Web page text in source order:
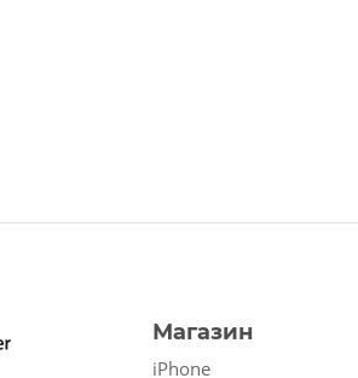
Магазин
iPhone